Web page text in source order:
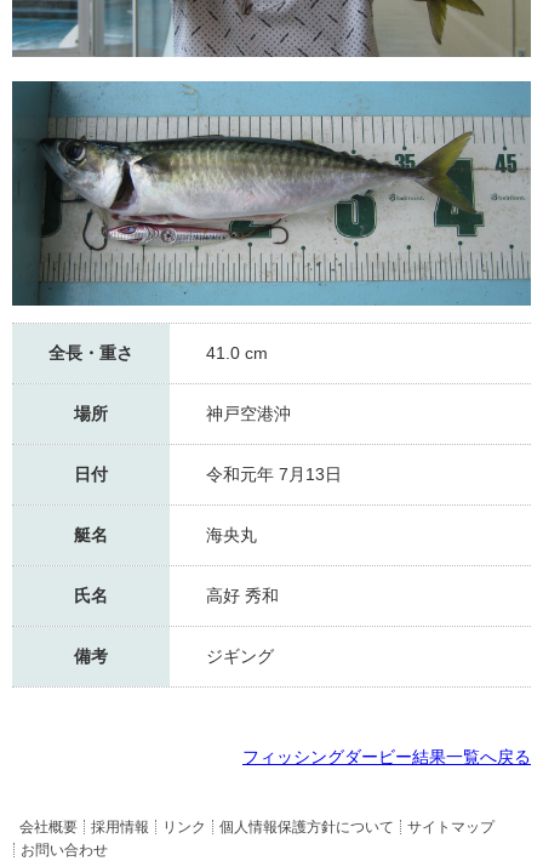
全長・重さ 41.0 cm
場所 神戸空港沖
日付 令和元年 7月13日
艇名 海央丸
氏名 高好 秀和
備考 ジギング
フィッシングダービー結果一覧へ戻る
会社概要 採用情報 リンク 個人情報保護方針について
サイトマップ
お問い合わせ